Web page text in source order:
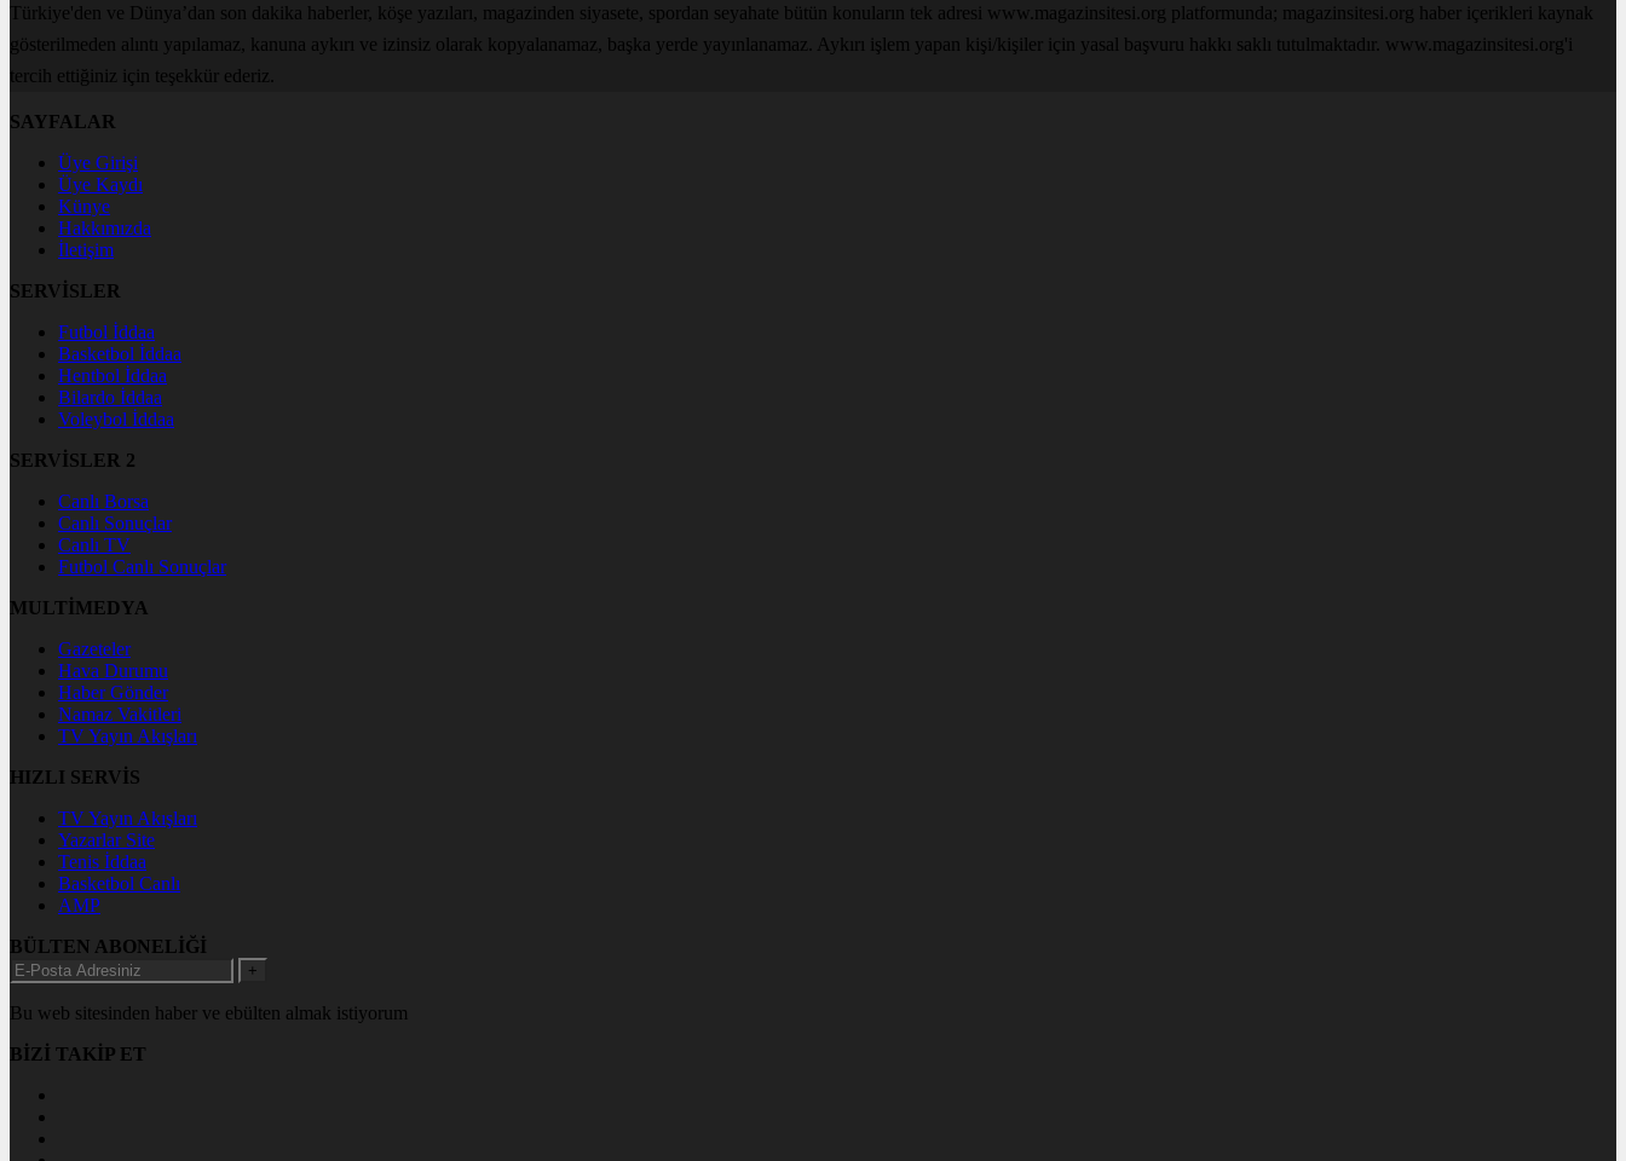
Türkiye'den ve Dünya’dan son dakika haberler, köşe yazıları, magazinden siyasete, spordan seyahate bütün konuların tek adresi www.magazinsitesi.org platformunda; magazinsitesi.org haber içerikleri kaynak
gösterilmeden alıntı yapılamaz, kanuna aykırı ve izinsiz olarak kopyalanamaz, başka yerde yayınlanamaz. Aykırı işlem yapan kişi/kişiler için yasal başvuru hakkı saklı tutulmaktadır. www.magazinsitesi.org'i
tercih ettiğiniz için teşekkür ederiz.
SAYFALAR
Üye Girişi
Üye Kaydı
Künye
Hakkımızda
İletişim
SERVİSLER
Futbol İddaa
Basketbol İddaa
Hentbol İddaa
Bilardo İddaa
Voleybol İddaa
SERVİSLER 2
Canlı Borsa
Canlı Sonuçlar
Canlı TV
Futbol Canlı Sonuçlar
MULTİMEDYA
Gazeteler
Hava Durumu
Haber Gönder
Namaz Vakitleri
TV Yayın Akışları
HIZLI SERVİS
TV Yayın Akışları
Yazarlar Site
Tenis İddaa
Basketbol Canlı
AMP
BÜLTEN ABONELİĞİ
+
Bu web sitesinden haber ve ebülten almak istiyorum
BİZİ TAKİP ET